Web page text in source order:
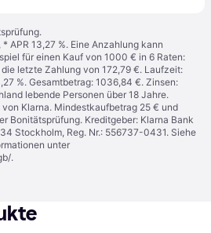
APR 13,27 %. Eine Anzahlung kann
für einen Kauf von 1000 € in 6 Raten:
letzte Zahlung von 172,79 €. Laufzeit:
%. Gesamtbetrag: 1036,84 €. Zinsen:
lebende Personen über 18 Jahre.
Klarna. Mindestkaufbetrag 25 € und
Bonitätsprüfung. Kreditgeber: Klarna Bank
Stockholm, Reg. Nr.: 556737-0431. Siehe
unter
.